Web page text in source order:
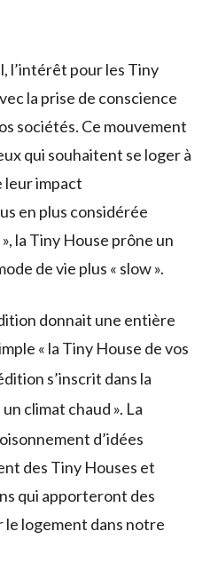
l’intérêt pour les Tiny
la prise de conscience
sociétés. Ce mouvement
qui souhaitent se loger à
leur impact
en plus considérée
la Tiny House prône un
de vie plus « slow ».
donnait une entière
« la Tiny House de vos
s’inscrit dans la
climat chaud ». La
d’idées
des Tiny Houses et
qui apporteront des
logement dans notre